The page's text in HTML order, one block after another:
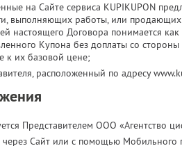
на Сайте сервиса KUPIKUPON
выполняющих работы, или
настоящего Договора понимается
Купона без доплаты со
к их базовой цене;
расположенный по адресу
Представителем ООО «Агентство
Сайт или с помощью Мобильного